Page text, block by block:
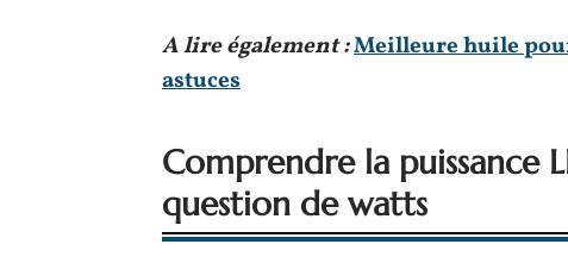
A lire également :Meilleure huile
astuces
Comprendre la puissance
question de watts